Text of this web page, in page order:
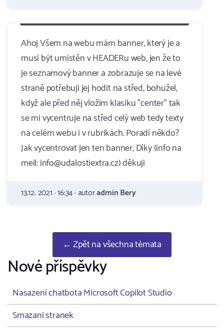
Ahoj Všem na webu mám banner, který je a
musí být umístěn v HEADERu web, jen že to
je seznamový banner a zobrazuje se na levé
straně potřebuji jej hodit na střed, bohužel,
když ale před něj vložím klasiku "center" tak
se mi vycentruje na střed celý web tedy texty
na celém webu i v rubrikách. Poradí někdo?
Jak vycentrovat jen ten banner, Díky (info na
meil: info@udalostiextra.cz) děkuji
13.12. 2021 · 16:34 · autoradmin Bery
← Zpět na všechna témata
Nové příspěvky
Nasazení chatbota Microsoft Copilot Studio
Smazani stranek